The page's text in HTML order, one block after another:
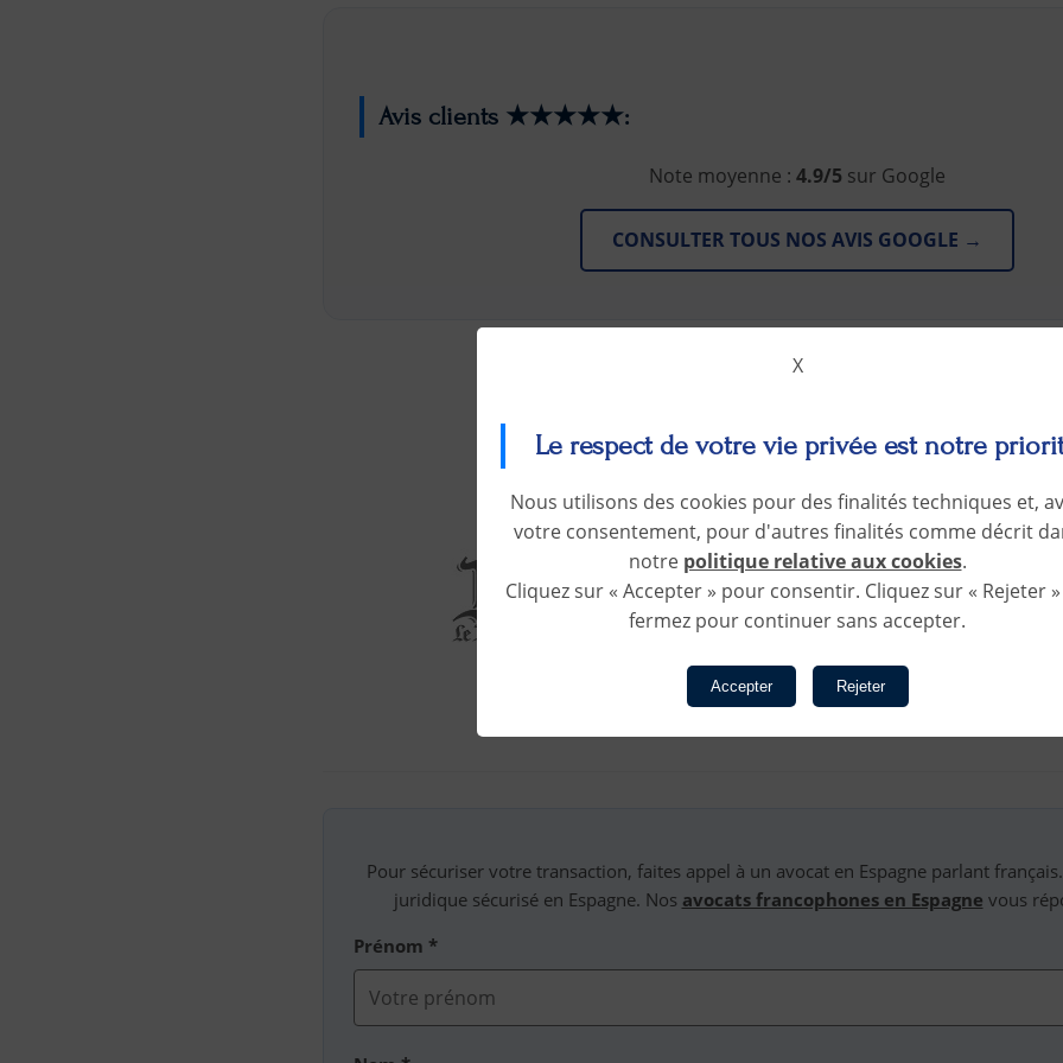
X
Le respect de votre vie privée est notre
Nous utilisons des cookies pour des finalités techniques et,
votre consentement, pour d'autres finalités comme décrit
notre politique relative aux cookies.
Cliquez sur « Accepter » pour consentir. Cliquez sur « Rejeter
fermez pour continuer sans accepter.
Accepter Rejeter
Avis clients ★★★★★:
Note moyenne : 4.9/5 sur Google
CONSULTER TOUS NOS AVIS GOOGLE →
ILS PARLENT DE NOTRE EXPERTISE
Pour sécuriser votre transaction, faites appel à un avocat en Espagne parlant
juridique sécurisé en Espagne. Nos avocats francophones en Espagne vous
Prénom *